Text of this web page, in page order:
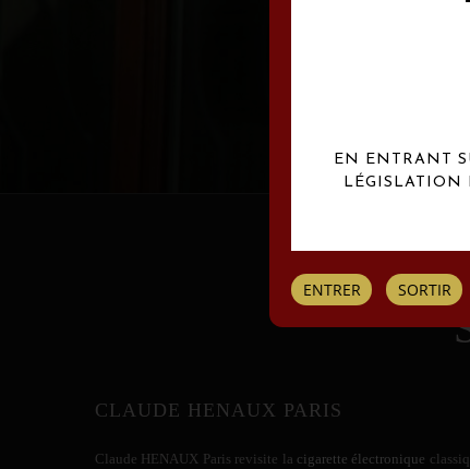
CLAUDE HENAUX PARIS
Claude HENAUX Paris revisite la cigarette électronique
EN ENTRANT
LÉGISLATION
ENTRER SORTIR